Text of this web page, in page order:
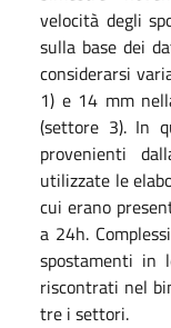
velocità degli
sulla base dei
considerarsi
1) e 14 mm
(settore 3). In
provenienti
utilizzate le
cui erano
a 24h.
spostamenti in
riscontrati nel
tre i settori.